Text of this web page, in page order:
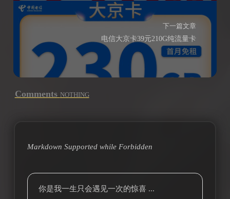
下一篇文章
电信大京卡39元210G纯流量卡
Comments NOTHING
Markdown Supported whileForbidden
你是我一生只会遇见一次的惊喜 ...